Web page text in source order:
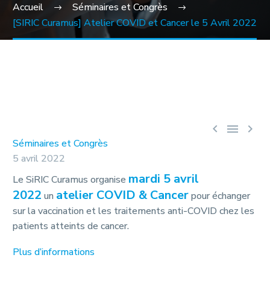
Accueil
Séminaires et Congrès
[SIRIC Curamus] Atelier COVID et Cancer le 5 Avril 2022
  
Séminaires et Congrès
5 avril 2022
Le SiRIC Curamus organise mardi 5 avril
2022 un atelier COVID & Cancerpour échanger
sur la vaccination et les traitements anti-COVID chez les
patients atteints de cancer.
Plus d’informations